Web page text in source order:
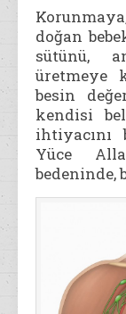
doğan
sütünü,
üretmeye
besin
kendisi
ihtiyacını
Yüce
bedeninde,